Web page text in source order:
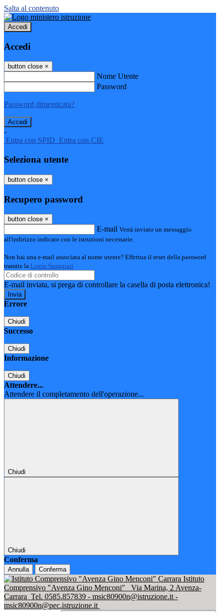
Salta al contenuto
Accedi
Accedi
button close ×
Nome Utente
Password
Password dimenticata?
-
Entra con SPID Entra con CIE
Seleziona utente
button close ×
Recupero password
button close ×
E-mail Verrà inviato un messaggio
all'indirizzo indicato con le istruzioni necessarie.
Non hai una e-mail associata al nome utente? Effettua il reset della password
tramite la Login Spaggiari
E-mail inviata, si prega di controllare la casella di posta elettronica!
Errore
Chiudi
Successo
Chiudi
Informazione
Chiudi
Attendere...
Attendere il completamento dell'operazione...
Chiudi
Chiudi
Conferma
Annulla Conferma
Istituto
Comprensivo "Avenza Gino Menconi"
Via Marina, 2 Avenza-
Carrara Tel. 0585.857839 - msic80900n@istruzione.it -
msic80900n@pec.istruzione.it